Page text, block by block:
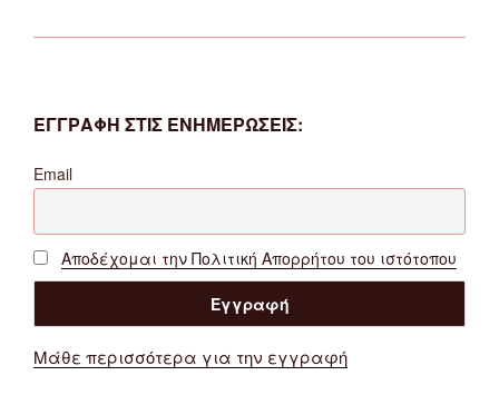
ΕΓΓΡΑΦΗ ΣΤΙΣ ΕΝΗΜΕΡΩΣΕΙΣ:
Email
Αποδέχομαι την Πολιτική Απορρήτου του ιστότοπου
Μάθε περισσότερα για την εγγραφή